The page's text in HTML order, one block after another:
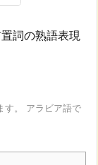
詞の熟語表現
す。 アラビア語で